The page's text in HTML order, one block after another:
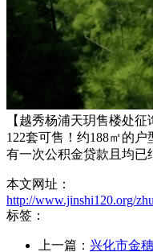
【越秀杨浦天玥售楼处
122套可售！约188㎡的
有一次公积金贷款且均已
本文网址：
http://www.jinshi120.org/
标签：
上一篇： 兴化市金